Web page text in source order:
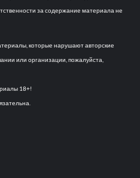
за содержание материала не
которые нарушают авторские
или организации, пожалуйста,
18+!